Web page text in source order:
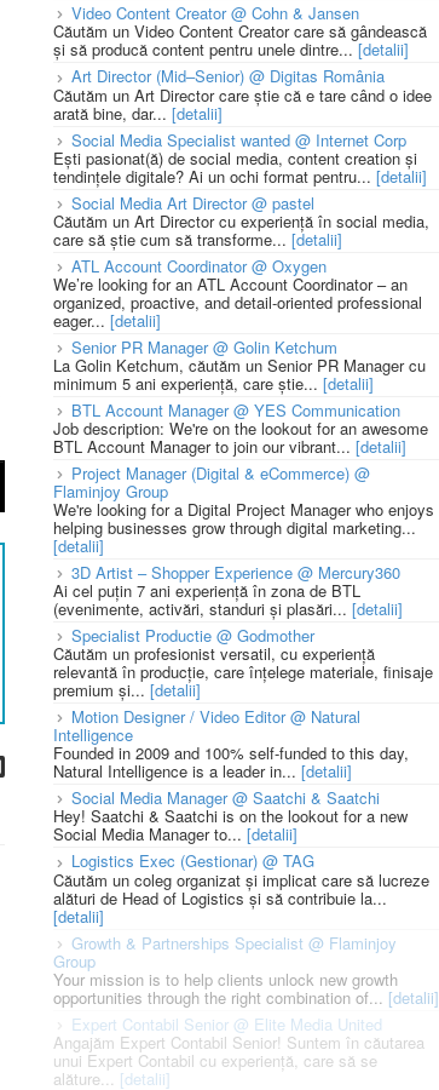
Video Content Creator @ Cohn & Jansen
Căutăm un Video Content Creator care să gândească
și să producă content pentru unele dintre... [detalii]
Art Director (Mid–Senior) @ Digitas România
Căutăm un Art Director care știe că e tare când o idee
arată bine, dar... [detalii]
Social Media Specialist wanted @ Internet Corp
Ești pasionat(ă) de social media, content creation și
tendințele digitale? Ai un ochi format pentru... [detalii]
Social Media Art Director @ pastel
Căutăm un Art Director cu experiență în social media,
care să știe cum să transforme... [detalii]
ATL Account Coordinator @ Oxygen
We’re looking for an ATL Account Coordinator – an
organized, proactive, and detail-oriented professional
eager... [detalii]
Senior PR Manager @ Golin Ketchum
La Golin Ketchum, căutăm un Senior PR Manager cu
minimum 5 ani experiență, care știe... [detalii]
BTL Account Manager @ YES Communication
Job description: We're on the lookout for an awesome
BTL Account Manager to join our vibrant... [detalii]
Project Manager (Digital & eCommerce) @
Flaminjoy Group
We're looking for a Digital Project Manager who enjoys
helping businesses grow through digital marketing...
[detalii]
3D Artist – Shopper Experience @ Mercury360
Ai cel puțin 7 ani experiență în zona de BTL
(evenimente, activări, standuri și plasări... [detalii]
Specialist Productie @ Godmother
Căutăm un profesionist versatil, cu experiență
relevantă în producție, care înțelege materiale, finisaje
premium și... [detalii]
Motion Designer / Video Editor @ Natural
Intelligence
Founded in 2009 and 100% self-funded to this day,
Natural Intelligence is a leader in... [detalii]
Social Media Manager @ Saatchi & Saatchi
Hey! Saatchi & Saatchi is on the lookout for a new
Social Media Manager to... [detalii]
Logistics Exec (Gestionar) @ TAG
Căutăm un coleg organizat și implicat care să lucreze
alături de Head of Logistics și să contribuie la...
[detalii]
Growth & Partnerships Specialist @ Flaminjoy
Group
Your mission is to help clients unlock new growth
opportunities through the right combination of... [detalii]
Expert Contabil Senior @ Elite Media United
Angajăm Expert Contabil Senior! Suntem în căutarea
unui Expert Contabil cu experiență, care să se
alăture... [detalii]